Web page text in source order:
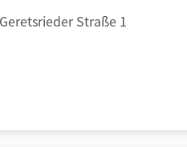
Straße 1